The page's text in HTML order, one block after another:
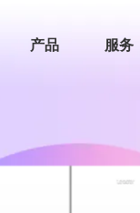
产品 服务